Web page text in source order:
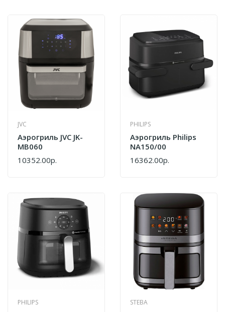
JVC
Аэрогриль JVC JK-
MB060
10352.00р.
PHILIPS
Аэрогриль Philips
NA150/00
16362.00р.
PHILIPS STEBA